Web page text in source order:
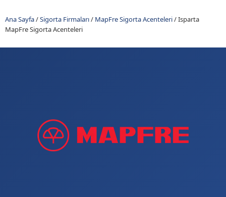
Ana Sayfa/Sigorta Firmaları/ MapFre Sigorta Acenteleri/Isparta
MapFre Sigorta Acenteleri